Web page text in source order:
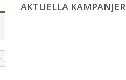
AKTUELLA KAMPANJER